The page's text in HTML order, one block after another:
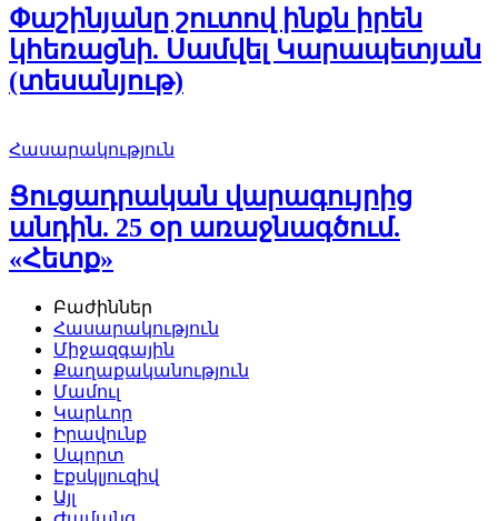
Փաշինյանը շուտով ինքն իրեն
կհեռացնի. Սամվել Կարապետյան
(տեսանյութ)
Հասարակություն
Ցուցադրական վարագույրից
անդին. 25 օր առաջնագծում.
«Հետք»
Բաժիններ
Հասարակություն
Միջազգային
Քաղաքականություն
Մամուլ
Կարևոր
Իրավունք
Սպորտ
Էքսկլյուզիվ
Այլ